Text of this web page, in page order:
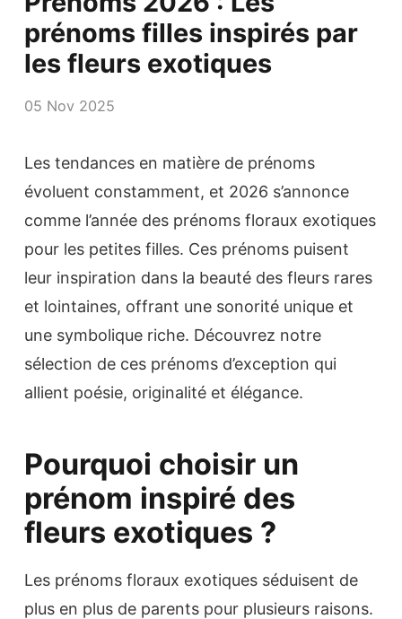
prénoms filles inspirés par
les fleurs exotiques
05 Nov 2025
Les tendances en matière de prénoms
évoluent constamment, et 2026 s’annonce
comme l’année des prénoms floraux exotiques
pour les petites filles. Ces prénoms puisent
leur inspiration dans la beauté des fleurs rares
et lointaines, offrant une sonorité unique et
une symbolique riche. Découvrez notre
sélection de ces prénoms d’exception qui
allient poésie, originalité et élégance.
Pourquoi choisir un
prénom inspiré des
fleurs exotiques ?
Les prénoms floraux exotiques séduisent de
plus en plus de parents pour plusieurs raisons.